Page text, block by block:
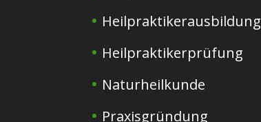
Heilpraktikerausbildung
Heilpraktikerprüfung
Naturheilkunde
Praxisgründung